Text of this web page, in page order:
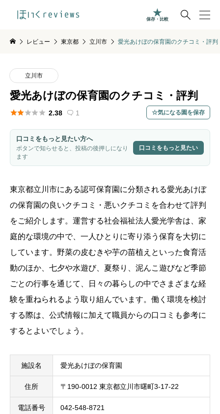

保存・比較
レビュー 東京都 立川市 愛光あけぼの保育園のクチコミ・評判
立川市
愛光あけぼの保育園のクチコミ・評判
 2.38  1 気になる園を保存
口コミをもっと見たい方へ
ボタンで知らせると、投稿の後押しになり
ます
口コミをもっと見たい
東京都立川市にある認可保育園に分類される愛光あけぼ
の保育園の良いクチコミ・悪いクチコミを合わせて評判
をご紹介します。運営する社会福祉法人愛光学舎は、家
庭的な環境の中で、一人ひとりに寄り添う保育を大切に
しています。野菜の皮むきや芋の苗植えといった食育活
動のほか、七夕や水遊び、夏祭り、泥んこ遊びなど季節
ごとの行事を通じて、日々の暮らしの中でさまざまな経
験を重ねられるよう取り組んでいます。働く環境を検討
する際は、公式情報に加えて職員からの口コミも参考に
するとよいでしょう。
施設名 愛光あけぼの保育園
住所 〒190-0012 東京都立川市曙町3-17-22
電話番号 042-548-8721